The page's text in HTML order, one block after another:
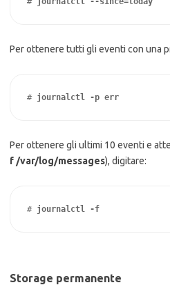
Per ottenere tutti gli eventi con una
# journalctl -p err
Per ottenere gli ultimi 10 eventi e
f /var/log/messages), digitare:
# journalctl -f
Storage permanente